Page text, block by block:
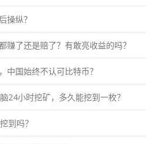
操纵？
赚了还是赔了？有敢亮收益的吗？
中国始终不认可比特币？
24小时挖矿，多久能挖到一枚？
到吗？